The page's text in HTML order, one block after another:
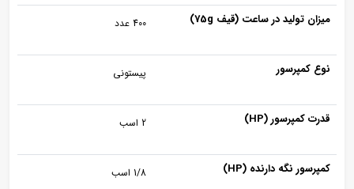
میزان تولید در ساعت (قیف 75g) 400 عدد
نوع کمپرسور پیستونی
قدرت کمپرسور (HP) 2 اسب
کمپرسور نگه دارنده (HP) 1/8 اسب